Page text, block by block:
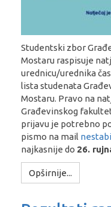
Studentski zbor
Mostaru raspisuje
urednicu/urednika
lista studenata
Mostaru. Pravo na
Građevinskog
prijavu je potrebno
pismo na mail
najkasnije do 26.
Opširnije...